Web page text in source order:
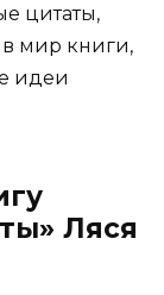
цитаты,
в мир книги,
идеи
Ляся